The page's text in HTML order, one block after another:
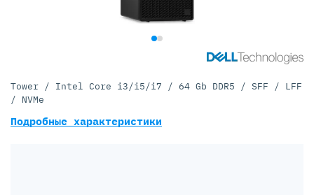
Tower / Intel Core i3/i5/i7 / 64 Gb DDR5 / SFF / LFF
/ NVMe
Подробные характеристики